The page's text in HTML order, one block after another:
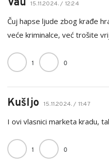
Vau 15.11.2024. / 12:24
Čuj hapse ljude zbog krađe
veće kriminalce, već trošite
1 0
Kušljo 15.11.2024. / 11:47
I ovi vlasnici marketa kradu,
1 0